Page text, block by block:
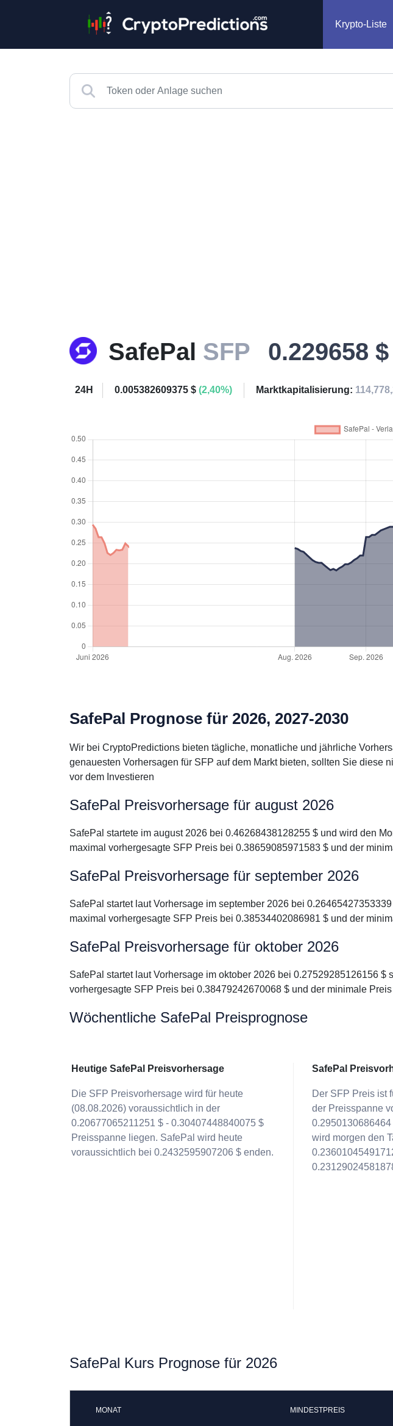
Krypto-Liste
SafePal SFP 0.229658 $
24H 0.005382609375 $ (2,40%) Marktkapitalisierung:
SafePal Prognose für 2026, 2027-2030
Wir bei CryptoPredictions bieten tägliche, monatliche und jährliche
genauesten Vorhersagen für SFP auf dem Markt bieten, sollten Sie
vor dem Investieren
SafePal Preisvorhersage für august 2026
SafePal startete im august 2026 bei 0.46268438128255 $ und wird den
maximal vorhergesagte SFP Preis bei 0.38659085971583 $ und der
SafePal Preisvorhersage für september 2026
SafePal startet laut Vorhersage im september 2026 bei
maximal vorhergesagte SFP Preis bei 0.38534402086981 $ und der
SafePal Preisvorhersage für oktober 2026
SafePal startet laut Vorhersage im oktober 2026 bei 0.27529285126156
vorhergesagte SFP Preis bei 0.38479242670068 $ und der minimale
Wöchentliche SafePal Preisprognose
Heutige SafePal Preisvorhersage
Die SFP Preisvorhersage wird für heute
(08.08.2026) voraussichtlich in der
0.20677065211251 $ - 0.30407448840075 $
Preisspanne liegen. SafePal wird heute
voraussichtlich bei 0.2432595907206 $ enden.
SafePal
Der SFP Preis ist
der Preisspanne
0.2950130686464
wird morgen den
SafePal Kurs Prognose für 2026
MONAT MINDESTPREIS